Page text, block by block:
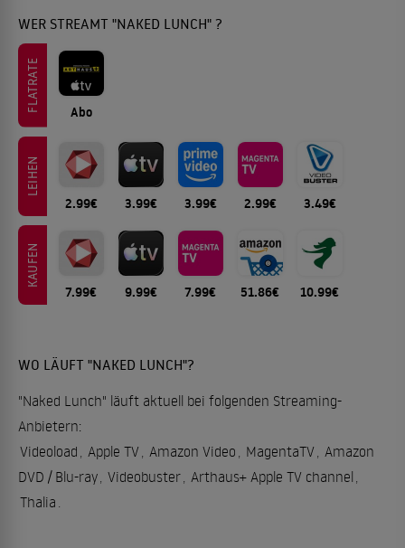
WER STREAMT "NAKED LUNCH" ?
FLATRATE Abo
LEIHEN
2.99€ 3.99€ 3.99€ 2.99€ 3.49€
KAUFEN
7.99€ 9.99€ 7.99€ 51.86€ 10.99€
WO LÄUFT "NAKED LUNCH"?
"Naked Lunch" läuft aktuell bei folgenden Streaming-
Anbietern:
Videoload
Apple TV Amazon Video MagentaTV Amazon
DVD / Blu-ray Videobuster Arthaus+ Apple TV channel
Thalia